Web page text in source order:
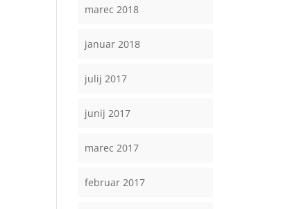
marec 2018
januar 2018
julij 2017
junij 2017
marec 2017
februar 2017